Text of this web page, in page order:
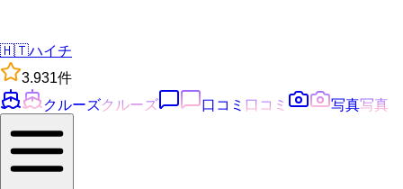
🇭🇹ハイチ
3.931件
クルーズクルーズ 口コミ 口コミ 写真写真